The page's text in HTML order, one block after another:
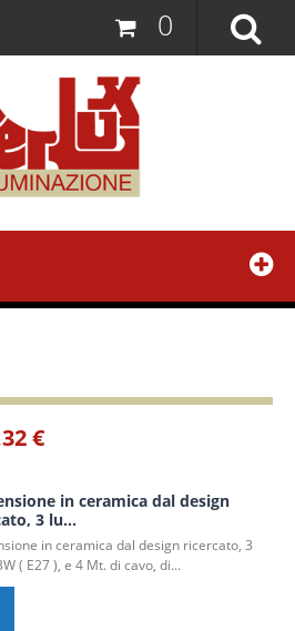
0
€
in ceramica dal design
3 lu...
in ceramica dal design ricercato, 3
( E27 ), e 4 Mt. di cavo, di...